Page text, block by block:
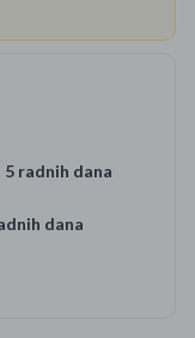
5 radnih dana
dana